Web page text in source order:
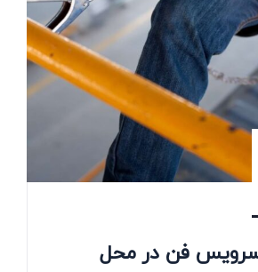
فن در محل